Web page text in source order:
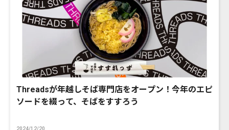
Threadsが年越しそば専門店をオープン！今年のエピ
ソードを綴って、そばをすすろう
2024/12/20